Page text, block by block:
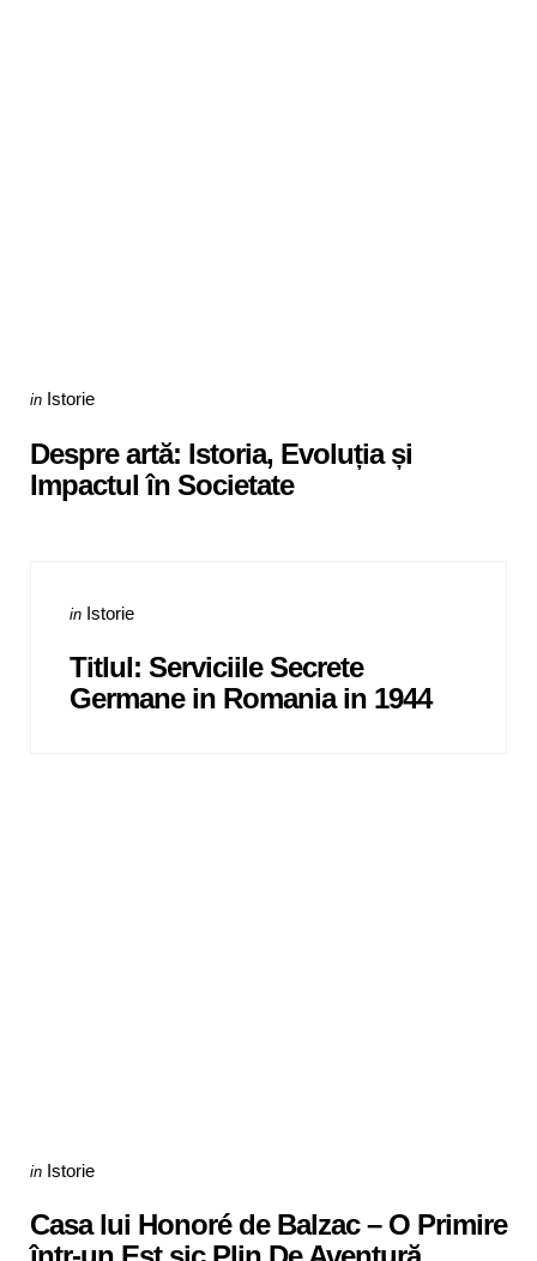
Categories
Posted
in Istorie
Despre artă: Istoria, Evoluția și
Impactul în Societate
Categories
Posted
in Istorie
Titlul: Serviciile Secrete
Germane in Romania in 1944
Categories
Posted
in Istorie
Casa lui Honoré de Balzac – O Primire